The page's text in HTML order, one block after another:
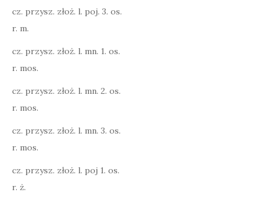
cz. przysz. złoż. l. poj. 3. os.
r. m.
cz. przysz. złoż. l. mn. 1. os.
r. mos.
cz. przysz. złoż. l. mn. 2. os.
r. mos.
cz. przysz. złoż. l. mn. 3. os.
r. mos.
cz. przysz. złoż. l. poj 1. os.
r. ż.